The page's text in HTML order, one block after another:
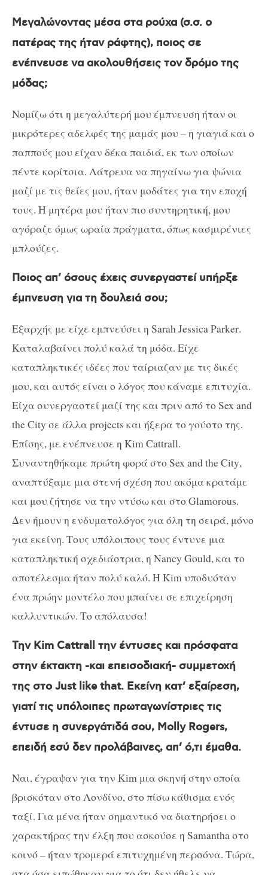
Μεγαλώνοντας μέσα στα ρούχα (σ.σ. ο
πατέρας της ήταν ράφτης), ποιος σε
ενέπνευσε να ακολουθήσεις τον δρόμο της
μόδας;
Νομίζω ότι η μεγαλύτερή μου έμπνευση ήταν οι
μικρότερες αδελφές της μαμάς μου – η γιαγιά και ο
παππούς μου είχαν δέκα παιδιά, εκ των οποίων
πέντε κορίτσια. Λάτρευα να πηγαίνω για ψώνια
μαζί με τις θείες μου, ήταν μοδάτες για την εποχή
τους. Η μητέρα μου ήταν πιο συντηρητική, μου
αγόραζε όμως ωραία πράγματα, όπως κασμιρένιες
μπλούζες.
Ποιος απ’ όσους έχεις συνεργαστεί υπήρξε
έμπνευση για τη δουλειά σου;
Εξαρχής με είχε εμπνεύσει η Sarah Jessica Parker.
Καταλαβαίνει πολύ καλά τη μόδα. Είχε
καταπληκτικές ιδέες που ταίριαζαν με τις δικές
μου, και αυτός είναι ο λόγος που κάναμε επιτυχία.
Είχα συνεργαστεί μαζί της και πριν από τοSex and
the City σε άλλαprojects και ήξερα το γούστο της.
Επίσης, με ενέπνευσε η Kim Cattrall.
Συναντηθήκαμε πρώτη φορά στοSex and the City,
αναπτύξαμε μια στενή σχέση που ακόμα κρατάμε
και μου ζήτησε να την ντύσω και στοGlamorous.
Δεν ήμουν η ενδυματολόγος για όλη τη σειρά, μόνο
για εκείνη. Τους υπόλοιπους τους έντυνε μια
καταπληκτική σχεδιάστρια, η Νancy Gould, και το
αποτέλεσμα ήταν πολύ καλό. Η Kimυποδυόταν
ένα πρώην μοντέλο που μπαίνει σε επιχείρηση
καλλυντικών. Το απόλαυσα!
Την Kim Cattrall την έντυσες και πρόσφατα
στην έκτακτη -και επεισοδιακή- συμμετοχή
της στοJust like that. Εκείνη κατ’ εξαίρεση,
γιατί τις υπόλοιπες πρωταγωνίστριες τις
έντυσε η συνεργάτιδά σου, Molly Rogers,
επειδή εσύ δεν προλάβαινες, απ’ ό,τι έμαθα.
Ναι, έγραψαν για την Kim μια σκηνή στην οποία
βρισκόταν στο Λονδίνο, στο πίσω κάθισμα ενός
ταξί. Για μένα ήταν σημαντικό να διατηρήσει ο
χαρακτήρας την έλξη που ασκούσε η Samanthaστο
κοινό – ήταν τρομερά επιτυχημένη περσόνα. Tώρα,